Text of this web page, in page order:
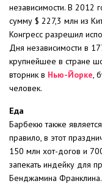
независимости. В 2012
сумму $ 227,3 млн из
Конгресс разрешил
Дня независимости в
крупнейшее в стране
вторник в Нью-Йорке ,
человек.
Еда
Барбекю также
правило, в этот
150 млн хот-догов и
запекать индейку для
Бенджамина Франклина.